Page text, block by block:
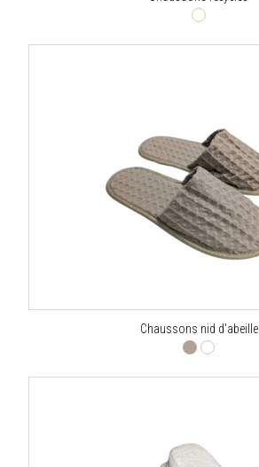
Chaussons nid d'abeille